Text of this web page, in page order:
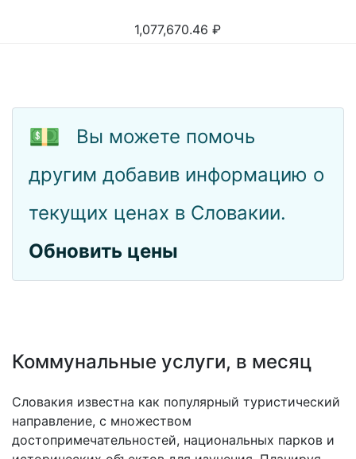
1,077,670.46 ₽
💵
Вы можете помочь
другим добавив информацию о
текущих ценах в Словакии.
Обновить цены
Коммунальные услуги, в месяц
Словакия известна как популярный туристический
направление, с множеством
достопримечательностей, национальных парков и